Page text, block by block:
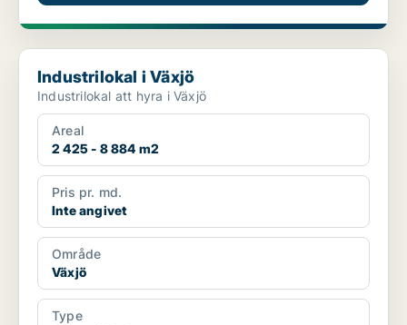
Industrilokal i Växjö
Industrilokal i Växjö
Industrilokal att hyra i Växjö
Areal
2 425 - 8 884 m2
Pris pr. md.
Inte angivet
Område
Växjö
Type